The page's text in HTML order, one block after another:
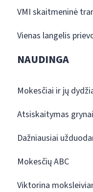
VMI skaitmeninė
Vienas langelis
NAUDINGA
Mokesčiai ir jų
Atsiskaitymas
Dažniausiai
Mokesčių ABC
Viktorina